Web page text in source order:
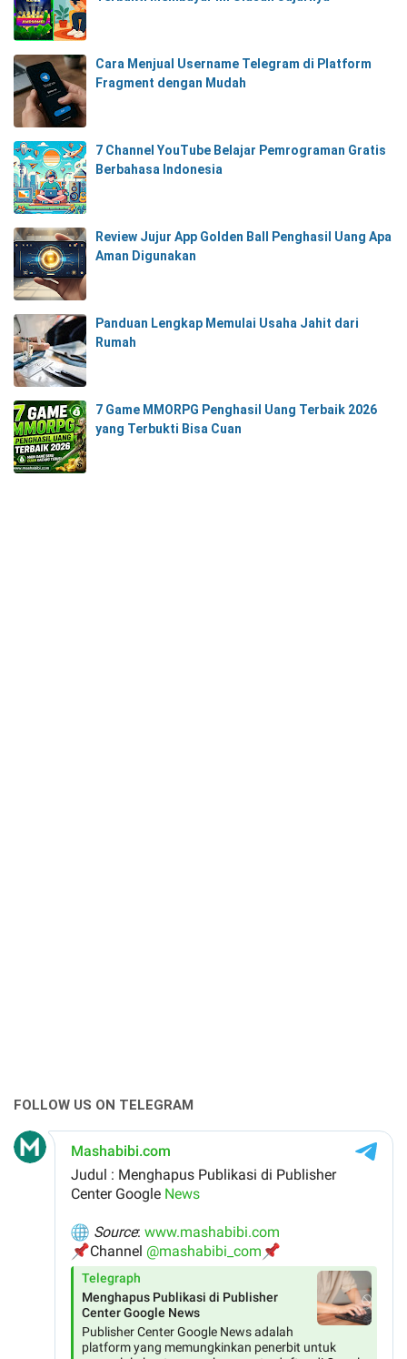
Cara Menjual Username Telegram di Platform
Fragment dengan Mudah
7 Channel YouTube Belajar Pemrograman Gratis
Berbahasa Indonesia
Review Jujur App Golden Ball Penghasil Uang Apa
Aman Digunakan
Panduan Lengkap Memulai Usaha Jahit dari
Rumah
7 Game MMORPG Penghasil Uang Terbaik 2026
yang Terbukti Bisa Cuan
FOLLOW US ON TELEGRAM